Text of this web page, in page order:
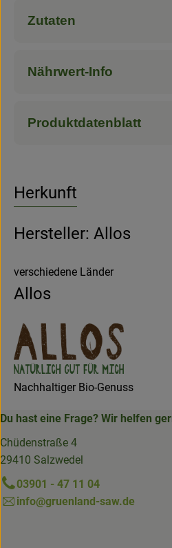
Zutaten
Nährwert-Info
Produktdatenblatt
Herkunft
Hersteller: Allos
verschiedene Länder
Allos
Nachhaltiger Bio-Genuss
Du hast eine Frage? Wir helfen
Chüdenstraße 4
29410 Salzwedel
03901 - 47 11 04
info@gruenland-saw.de